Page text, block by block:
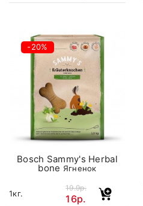
-20%
Bosch Sammy's Herbal
bone Ягненок
1кг.
19.9р.
16р.